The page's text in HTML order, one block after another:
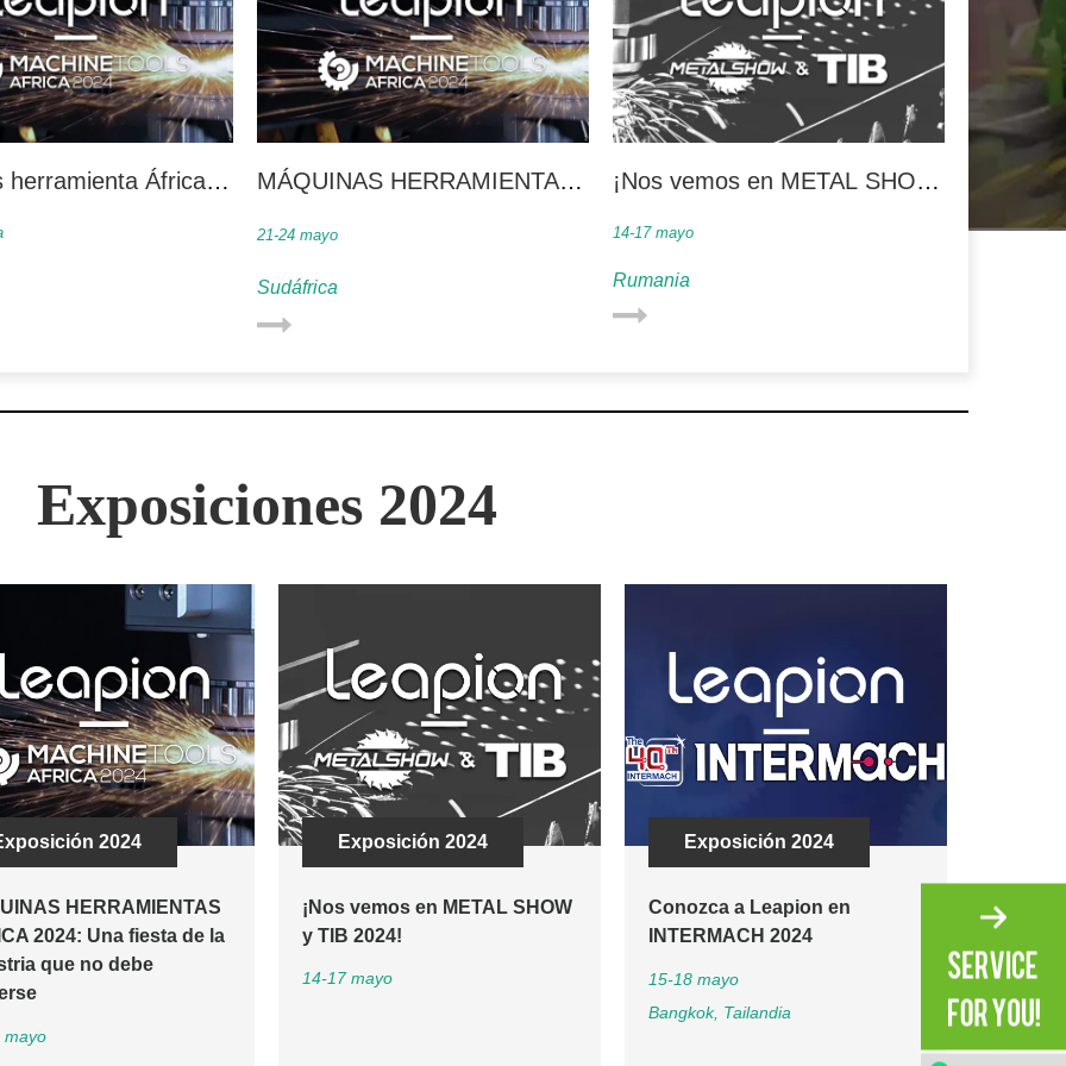
herramienta África:
MÁQUINAS HERRAMIENTAS
ÁFRICA 2024: Una fiesta de la
21-24 mayo
Sudáfrica
¡Nos vemos en METAL SHOW
y TIB 2024!
14-17 mayo
Rumania
Exposiciones 2024
HERRAMIENTAS
2024: Una fiesta de la
que no debe
mayo
2024
¡Nos vemos en METAL SHOW
y TIB 2024!
14-17 mayo
Exposición 2024
Conozca a Leapion en
INTERMACH 2024
15-18 mayo
Bangkok, Tailandia
Exposición 2024
Feria